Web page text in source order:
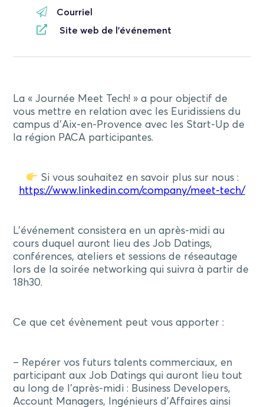
Courriel
Site web de l'événement
La « Journée Meet Tech! » a pour objectif de
vous mettre en relation avec les Euridissiens du
campus d’Aix-en-Provence avec les Start-Up de
la région PACA participantes.
Si vous souhaitez en savoir plus sur nous :
https://www.linkedin.com/company/meet-tech/
L’événement consistera en un après-midi au
cours duquel auront lieu des Job Datings,
conférences, ateliers et sessions de réseautage
lors de la soirée networking qui suivra à partir de
18h30.
Ce que cet évènement peut vous apporter :
– Repérer vos futurs talents commerciaux, en
participant aux Job Datings qui auront lieu tout
au long de l’après-midi : Business Developers,
Account Managers, Ingénieurs d’Affaires ainsi